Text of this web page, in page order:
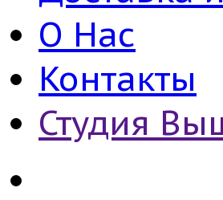
О Нас
Контакты
Студия